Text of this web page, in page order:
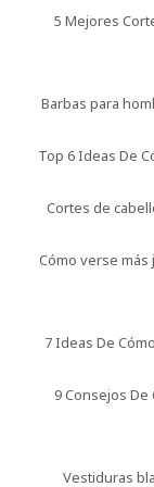
5 Mejores
Barbas para
Top 6 Ideas De
Cortes de
Cómo verse
7 Ideas De
9 Consejos
Vestiduras